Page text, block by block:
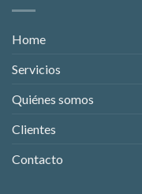
Home
Servicios
Quiénes somos
Clientes
Contacto